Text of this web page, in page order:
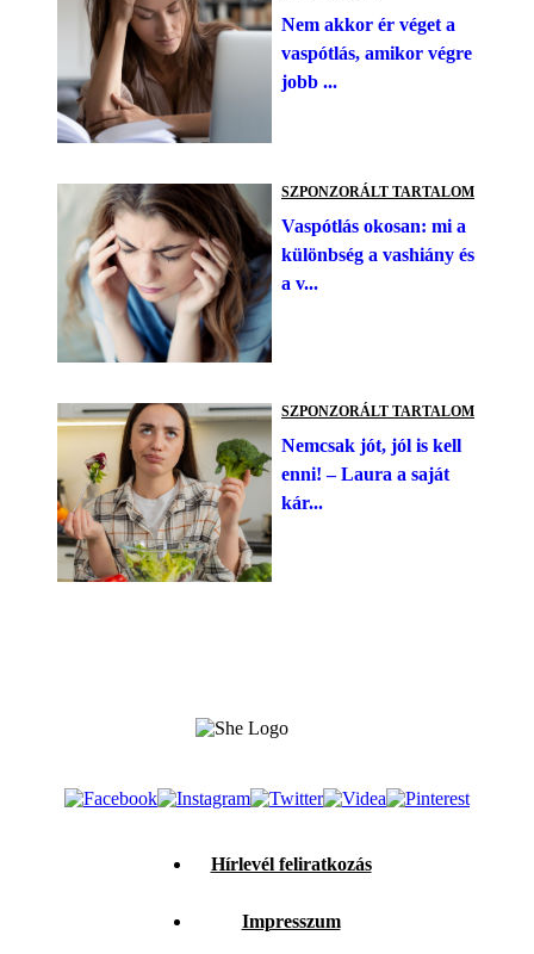
Nem akkor ér véget a
vaspótlás, amikor végre
jobb ...
SZPONZORÁLT TARTALOM
Vaspótlás okosan: mi a
különbség a vashiány és
a v...
SZPONZORÁLT TARTALOM
Nemcsak jót, jól is kell
enni! – Laura a saját
kár...
Hírlevél feliratkozás
Impresszum